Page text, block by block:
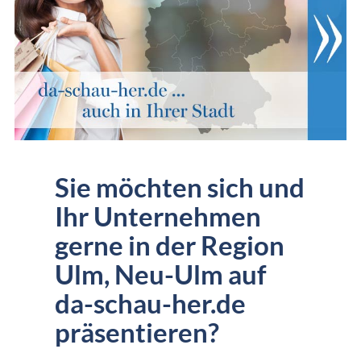
Sie möchten sich und
Ihr Unternehmen
gerne in der Region
Ulm, Neu-Ulm auf
da-schau-her.de
präsentieren?